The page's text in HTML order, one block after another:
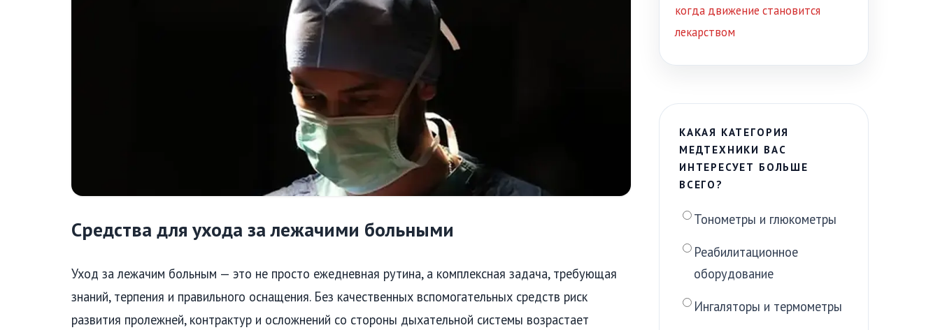
Средства для ухода за лежачими больными
Уход за лежачим больным — это не просто ежедневная рутина, а комплексная задача, требующая
знаний, терпения и правильного оснащения. Без качественных вспомогательных средств риск
развития пролежней, контрактур и осложнений со стороны дыхательной системы возрастает
когда движение становится
лекарством
КАКАЯ КАТЕГОРИЯ
МЕДТЕХНИКИ ВАС
ИНТЕРЕСУЕТ БОЛЬШЕ
ВСЕГО?
Тонометры и глюкометры
Реабилитационное
оборудование
Ингаляторы и термометры